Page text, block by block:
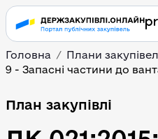
Головна Плани
9 - Запасні частини до
План закупівлі